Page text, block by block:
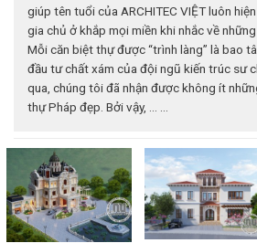
giúp tên tuổi của ARCHITEC VIỆT luôn
gia chủ ở khắp mọi miền khi nhắc về
Mỗi căn biệt thự được “trình làng” là bao
đầu tư chất xám của đội ngũ kiến trúc sư
qua, chúng tôi đã nhận được không ít
thự Pháp đẹp. Bởi vậy, ... ...